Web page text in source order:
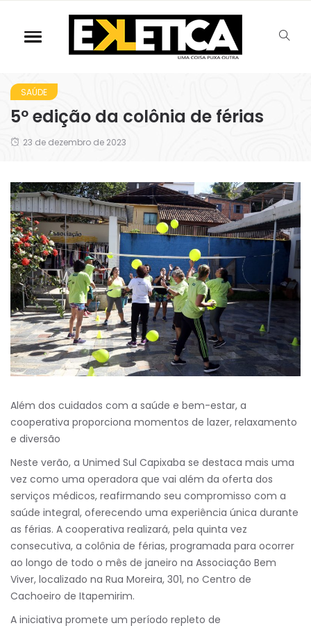
SAÚDE
5º edição da colônia de férias
23 de dezembro de 2023
Além dos cuidados com a saúde e bem-estar, a
cooperativa proporciona momentos de lazer, relaxamento
e diversão
Neste verão, a Unimed Sul Capixaba se destaca mais uma
vez como uma operadora que vai além da oferta dos
serviços médicos, reafirmando seu compromisso com a
saúde integral, oferecendo uma experiência única durante
as férias. A cooperativa realizará, pela quinta vez
consecutiva, a colônia de férias, programada para ocorrer
ao longo de todo o mês de janeiro na Associação Bem
Viver, localizado na Rua Moreira, 301, no Centro de
Cachoeiro de Itapemirim.
A iniciativa promete um período repleto de